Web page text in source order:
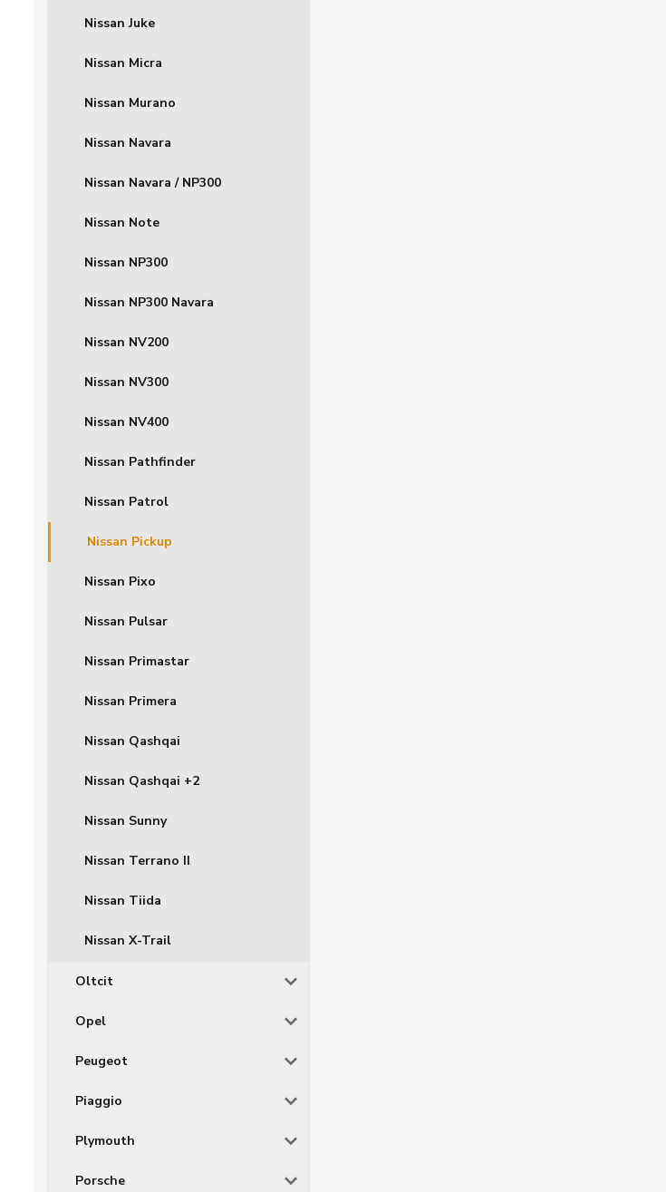
Nissan Juke
Nissan Micra
Nissan Murano
Nissan Navara
Nissan Navara / NP300
Nissan Note
Nissan NP300
Nissan NP300 Navara
Nissan NV200
Nissan NV300
Nissan NV400
Nissan Pathfinder
Nissan Patrol
Nissan Pickup
Nissan Pixo
Nissan Pulsar
Nissan Primastar
Nissan Primera
Nissan Qashqai
Nissan Qashqai +2
Nissan Sunny
Nissan Terrano II
Nissan Tiida
Nissan X-Trail
Oltcit
Opel
Peugeot
Piaggio
Plymouth
Porsche